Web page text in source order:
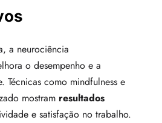
a neurociência
o desempenho e a
Técnicas como mindfulness e
mostram resultados
e satisfação no trabalho.